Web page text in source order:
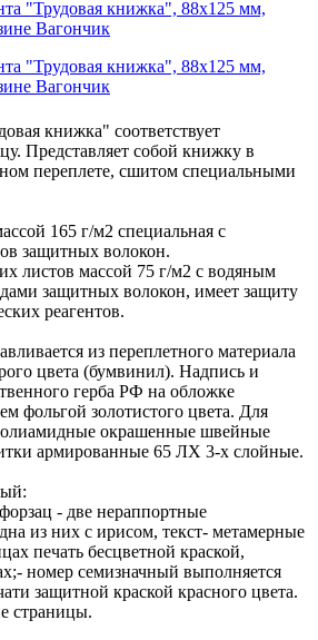
книжка" соответствует
Представляет собой книжку в
переплете, сшитом специальными
165 г/м2 специальная с
защитных волокон.
листов массой 75 г/м2 с водяным
защитных волокон, имеет защиту
реагентов.
из переплетного материала
цвета (бумвинил). Надпись и
герба РФ на обложке
фольгой золотистого цвета. Для
окрашенные швейные
армированные 65 ЛХ 3-х слойные.
- две нераппортные
из них с ирисом, текст- метамерные
печать бесцветной краской,
номер семизначный выполняется
защитной краской красного цвета.
страницы.